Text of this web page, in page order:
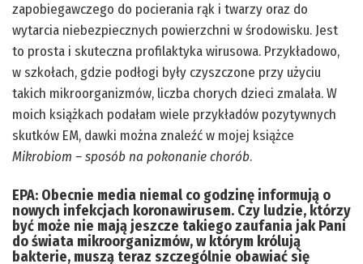
zapobiegawczego do pocierania rąk i twarzy oraz do
wytarcia niebezpiecznych powierzchni w środowisku. Jest
to prosta i skuteczna profilaktyka wirusowa. Przykładowo,
w szkołach, gdzie podłogi były czyszczone przy użyciu
takich mikroorganizmów, liczba chorych dzieci zmalała. W
moich książkach podałam wiele przykładów pozytywnych
skutków EM, dawki można znaleźć w mojej książce
Mikrobiom – sposób na pokonanie chorób.
EPA: Obecnie media niemal co godzinę informują o
nowych infekcjach koronawirusem. Czy ludzie, którzy
być może nie mają jeszcze takiego zaufania jak Pani
do świata mikroorganizmów, w którym królują
bakterie, muszą teraz szczególnie obawiać się